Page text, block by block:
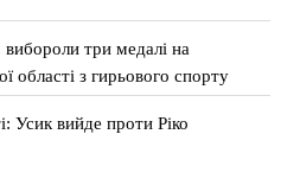
три медалі на
області з гирьового спорту
Усик вийде проти Ріко